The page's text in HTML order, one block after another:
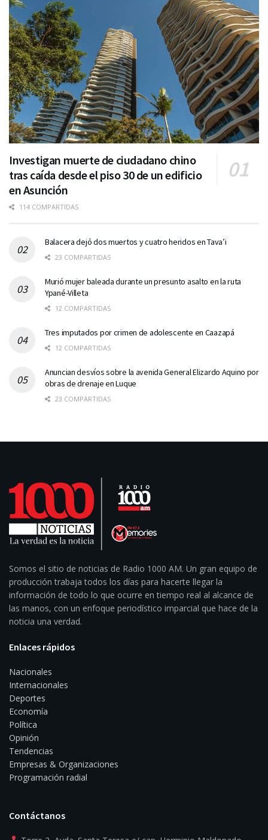
Investigan muerte de ciudadano chino
tras caída desde el piso 30 de un edificio
en Asunción
114 COMPARTIDAS
Balacera dejó dos muertos y cuatro heridos en Tava’i
23 COMPARTIDAS
Murió mujer baleada durante un presunto asalto en la ruta
Ypané-Villeta
12 COMPARTIDAS
Tres imputados por crimen de adolescente en Caazapá
12 COMPARTIDAS
Anuncian desvíos sobre la avenida General Elizardo Aquino por
obras de drenaje en Luque
23 COMPARTIDAS
Somos el sitio de noticias de Radio 1000 AM. Un gran equipo de
producción trabaja todos los días para hacerte llegar la
información de todo lo que ocurre en tiempo real al alcance de
las manos, con un enfoque periodístico imparcial que hace de la
noticia una verdad.
Enlaces rápidos
Nacionales
Internacionales
Deportes
Economía
Política
Opinión
Tendencias
Empresas & Organizaciones
Programación radial
Contáctanos